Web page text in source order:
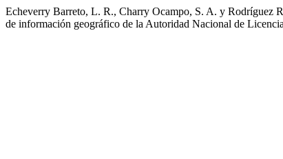
Echeverry Barreto, L. R., Charry Ocampo, S. A. y Rodríguez
de información geográfico de la Autoridad Nacional de